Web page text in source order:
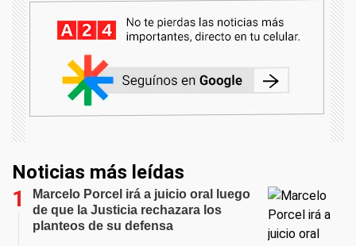
Noticias más leídas
Marcelo Porcel irá a juicio oral luego
de que la Justicia rechazara los
planteos de su defensa